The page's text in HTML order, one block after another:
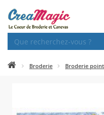
Broderie Broderie